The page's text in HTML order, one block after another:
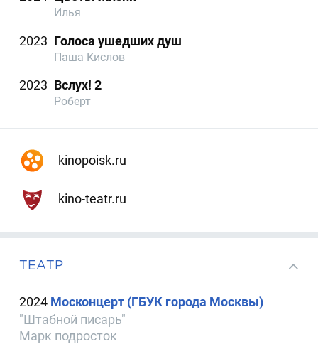
Илья
2023 Голоса ушедших душ
Паша Кислов
2023 Вслух! 2
Роберт
kinopoisk.ru
kino-teatr.ru
ТЕАТР
2024 Москонцерт (ГБУК города Москвы)
"Штабной писарь"
Марк подросток